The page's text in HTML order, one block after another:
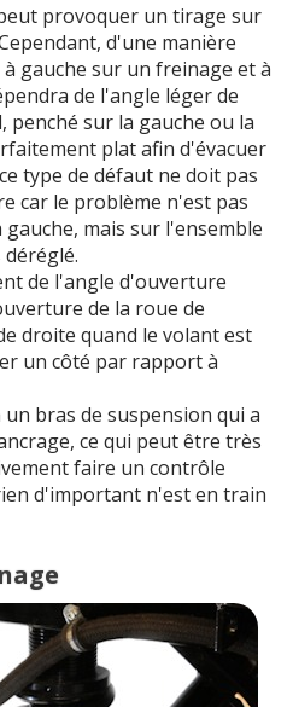
provoquer un tirage sur
d'une manière
gauche sur un freinage et à
de l'angle léger de
penché sur la gauche ou la
plat afin d'évacuer
type de défaut ne doit pas
car le problème n'est pas
mais sur l'ensemble
de l'angle d'ouverture
de la roue de
droite quand le volant est
un côté par rapport à
bras de suspension qui a
ce qui peut être très
faire un contrôle
d'important n'est en train